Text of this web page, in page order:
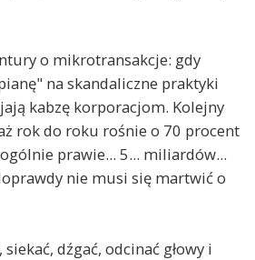
o mikrotransakcje: gdy
na skandaliczne praktyki
kabzę korporacjom. Kolejny
rok do roku rośnie o 70 procent
prawie... 5... miliardów...
nie musi się martwić o
dźgać, odcinać głowy i